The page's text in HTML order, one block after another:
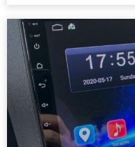
Сегодня хотели бы...